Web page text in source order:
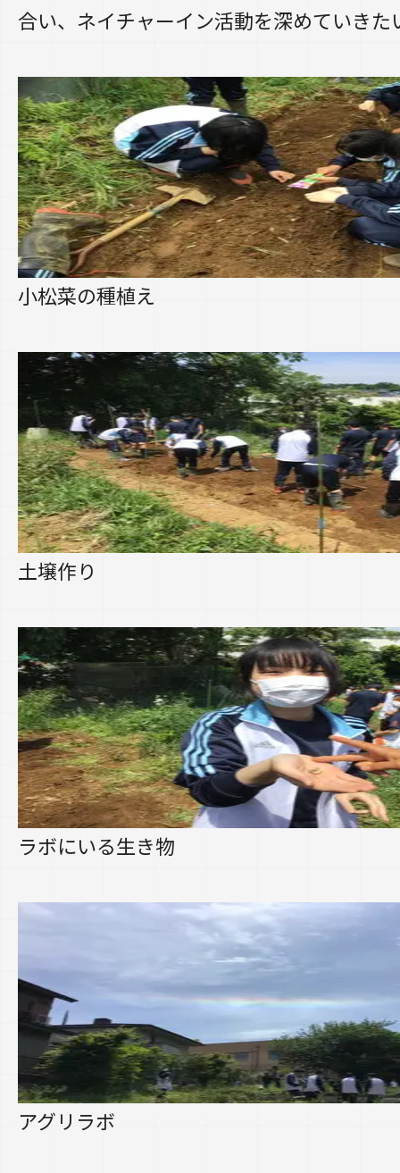
合い、ネイチャーイン活動を深めていきた
小松菜の種植え
土壌作り
ラボにいる生き物
アグリラボ